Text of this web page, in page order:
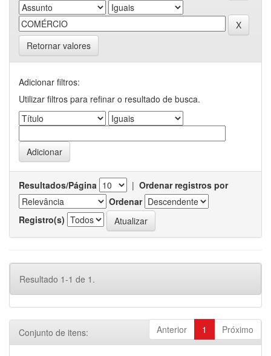
Retornar valores
Adicionar filtros:
Utilizar filtros para refinar o resultado de busca.
Resultados/Página | Ordenar registros por
Ordenar
Registro(s)
Resultado 1-1 de 1.
Anterior 1 Próximo
Conjunto de itens: